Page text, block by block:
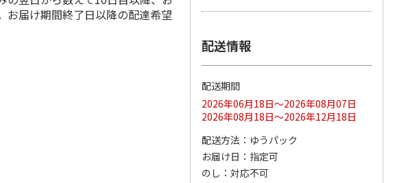
翔
ドジャース 大谷翔
平 日本人最多53試
合連続出塁記念 シ
ル…
17,000円
(送料・税込)
谷翔平 2026 NL 3・
4月投手…
お届け期間終了日以降の配達希望
配送情報
配送期間
2026年06月18日～2026年08月07日
2026年08月18日～2026年12月18日
配送方法
ゆうパック
お届け日
指定可
のし
対応不可